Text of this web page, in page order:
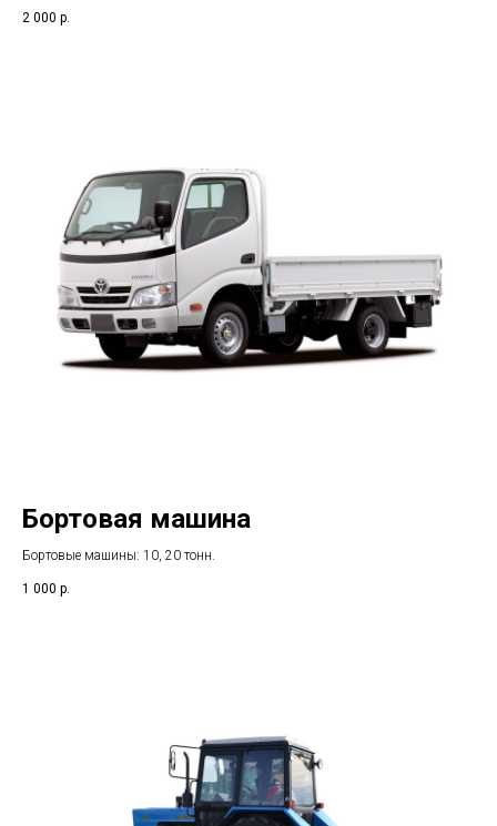
2 000 р.
Бортовая машина
Бортовые машины: 10, 20 тонн.
1 000 р.